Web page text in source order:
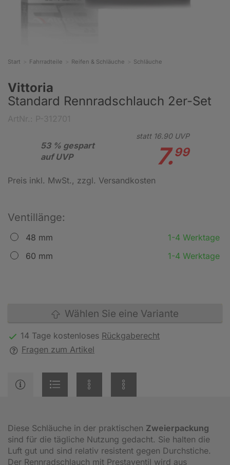
Start Fahrradteile Reifen & Schläuche Schläuche
Vittoria
Standard Rennradschlauch 2er-Set
53 % gespart
auf UVP
statt 16.90UVP
7.99
Preis inkl. MwSt., zzgl. Versandkosten
Ventillänge:
48 mm
1-4 Werktage
60 mm
1-4 Werktage
Wählen Sie eine Variante
14 Tage kostenloses Rückgaberecht
Fragen zum Artikel
Diese Schläuche in der praktischen Zweierpackung
sind für die tägliche Nutzung gedacht. Sie halten die
Luft gut und sind relativ resistent gegen Durchstiche.
Der Rennradschlauch mit Prestaventil wird aus